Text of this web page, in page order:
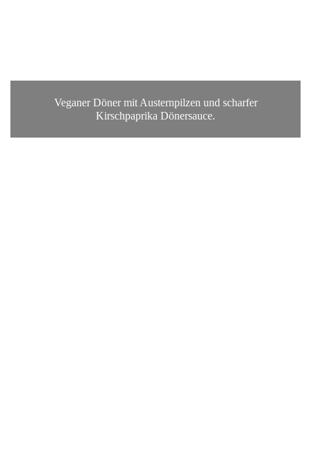
Veganer Döner mit Austernpilzen und scharfer
Kirschpaprika Dönersauce.